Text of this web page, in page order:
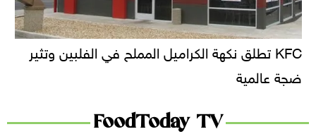
KFC تطلق نكهة الكراميل المملح في الفلبين وتثير
ضجة عالمية
FoodToday TV